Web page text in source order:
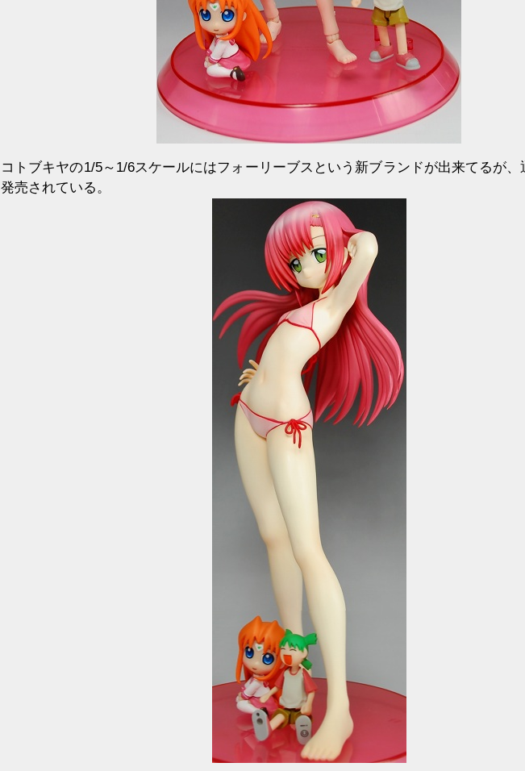
コトブキヤの1/5～1/6スケールにはフォーリーブスという新ブランドが出来てるが
発売されている。